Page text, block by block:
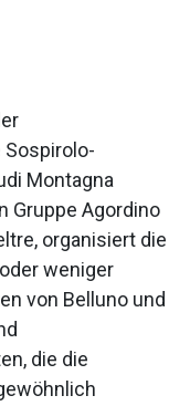
Montagna
Gruppe Agordino
organisiert die
weniger
von Belluno und
die die